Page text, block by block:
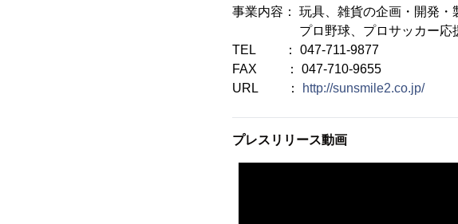
事業内容： 玩具、雑貨の企画・開発・
プロ野球、プロサッカー応援グ
TEL ： 047-711-9877
FAX ： 047-710-9655
URL ：
http://sunsmile2.co.jp/
プレスリリース動画